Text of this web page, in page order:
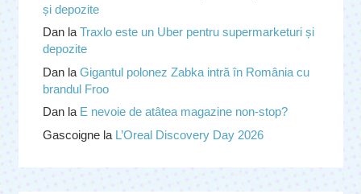
și depozite
Danla Traxlo este un Uber pentru supermarketuri și
depozite
Danla Gigantul polonez Zabka intră în România cu
brandul Froo
Danla E nevoie de atâtea magazine non-stop?
Gascoignela L’Oreal Discovery Day 2026